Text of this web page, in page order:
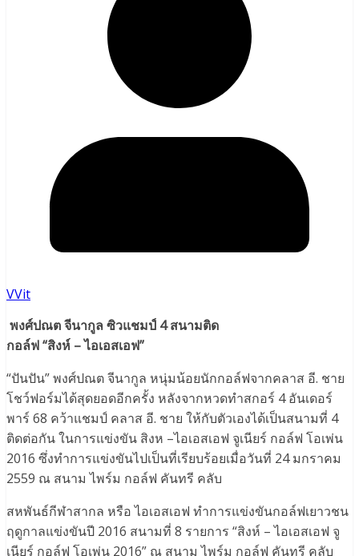
VVit
พงศ์ปณต จีนากูล ซิวแชมป์ 4 สนามติด
กอล์ฟ “สิงห์ – ไอเอสเอฟ”
“ปันปัน” พงศ์ปณต จีนากูล หนุ่มน้อยนักกอล์ฟจากคลาส อี. ชาย
โชว์ฟอร์มได้สุดยอดอีกครั้ง หลังจากหวดทำสกอร์ 4 อันเดอร์
พาร์ 68 คว้าแชมป์ คลาส อี. ชาย ให้กับตัวเองได้เป็นสนามที่ 4
ติดต่อกัน ในการแข่งขัน สิงห –ไอเอสเอฟ จูเนียร์ กอล์ฟ โอเพ่น
2016 ซึ่งทำการแข่งขันไปเป็นที่เรียบร้อยเมื่อวันที่ 24 มกราคม
2559 ณ สนาม ไพร์ม กอล์ฟ คันทรี คลับ
สหพันธ์กีฬาสากล หรือ ไอเอสเอฟ ทำการแข่งขันกอล์ฟเยาวชน
ฤดูกาลแข่งขันปี 2016 สนามที่ 8 รายการ “สิงห์ – ไอเอสเอฟ จู
เนียร์ กอล์ฟ โอเพ่น 2016” ณ สนาม ไพร์ม กอล์ฟ คันทรี คลับ